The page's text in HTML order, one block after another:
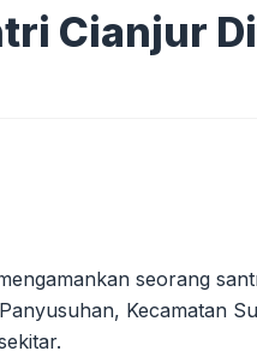
Cianjur
seorang
Kecamatan